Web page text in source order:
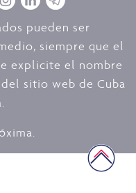
pueden ser
siempre que el
explicite el nombre
sitio web de Cuba